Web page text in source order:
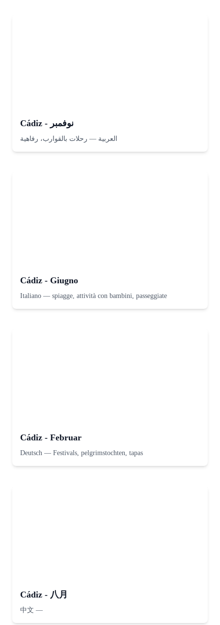
Cádiz - نوفمبر
العربية — رحلات بالقوارب، رفاهية
Cádiz - Giugno
Italiano — spiagge, attività con bambini, passeggiate
Cádiz - Februar
Deutsch — Festivals, pelgrimstochten, tapas
Cádiz - 八月
中文 —